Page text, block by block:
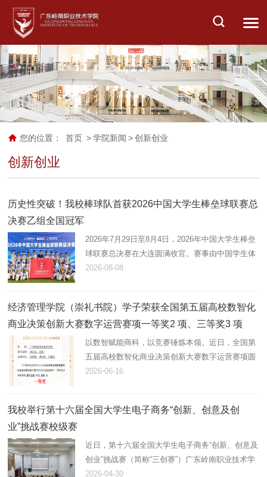
您的位置： 首页 > 学院新闻 > 创新创业
创新创业
历史性突破！我校棒球队首获2026中国大学生棒垒球联赛总
决赛乙组全国冠军
2026年7月29日至8月4日，2026年中国大学生棒垒
球联赛总决赛在大连圆满收官。赛事由中国学生体
育联合会、中国棒球协会、中国垒球协会主办，是
2026-08-08
经济管理学院（崇礼书院）学子荣获全国第五届高校数智化
商业决策创新大赛数字运营赛项一等奖2 项、三等奖3 项
以数智赋能商科，以竞赛锤炼本领。近日，全国第
五届高校数智化商业决策创新大赛数字运营赛项圆
满收官。经济管理学院（崇礼书院）人力资源管理
2026-06-16
我校举行第十六届全国大学生电子商务“创新、创意及创
业”挑战赛校级赛
近日，第十六届全国大学生电子商务“创新、创意及
创业”挑战赛（简称“三创赛”）广东岭南职业技术学
院校级赛落下帷幕。本次赛事由学校主办，校企合
2026-04-30